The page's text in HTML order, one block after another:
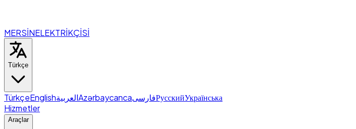
MERSİNELEKTRİKÇİSİ
Türkçe
TürkçeEnglishالعربيةAzərbaycancaفارسیРусскийУкраїнська
Hizmetler
Araçlar